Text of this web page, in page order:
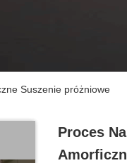
Suszenie próżniowe
Proces